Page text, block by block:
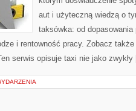
aut i użyteczną wiedzą o
taksówka: od dopasowania
i rentowność pracy. Zobacz
serwis opisuje taxi nie jako